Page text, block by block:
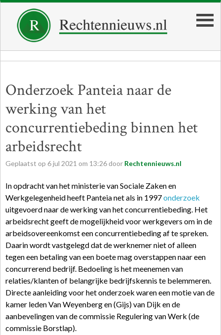
Onderzoek Panteia naar de
werking van het
concurrentiebeding binnen het
arbeidsrecht
Geplaatst op 6jul 2021 om 13:26 door Rechtennieuws.nl
In opdracht van het ministerie van Sociale Zaken en
Werkgelegenheid heeft Panteia net als in 1997onderzoek
uitgevoerd naar de werking van het concurrentiebeding. Het
arbeidsrecht geeft de mogelijkheid voor werkgevers om in de
arbeidsovereenkomst een concurrentiebeding af te spreken.
Daarin wordt vastgelegd dat de werknemer niet of alleen
tegen een betaling van een boete mag overstappen naar een
concurrerend bedrijf. Bedoeling is het meenemen van
relaties/klanten of belangrijke bedrijfskennis te belemmeren.
Directe aanleiding voor het onderzoek waren een motie van de
kamer leden Van Weyenberg en (Gijs) van Dijk en de
aanbevelingen van de commissie Regulering van Werk (de
commissie Borstlap).